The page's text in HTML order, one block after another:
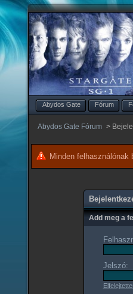
Abydos Gate Fórum
Abydos Gate Fórum >
Minden felhasználónak
Add meg a
Jelszó: